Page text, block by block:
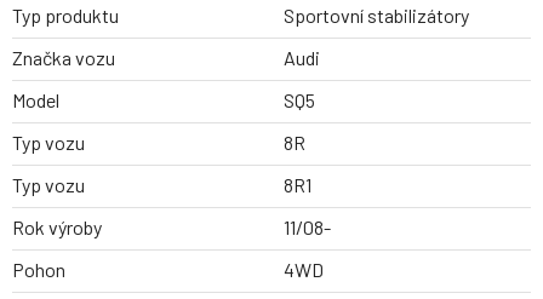
Typ produktu
Sportovní stabilizátory
Značka vozu
Audi
Model
SQ5
Typ vozu
8R
Typ vozu
8R1
Rok výroby
11/08-
Pohon
4WD